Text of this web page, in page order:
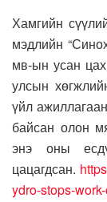
Хамгийн
мэдлийн
мв-ын усан
улсын
үйл
байсан олон
энэ оны
цацагдсан.
ydro-stops-